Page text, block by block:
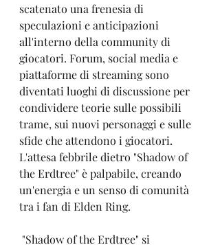
scatenato una frenesia di
speculazioni e anticipazioni
all'interno della community di
giocatori. Forum, social media e
piattaforme di streaming sono
diventati luoghi di discussione per
condividere teorie sulle possibili
trame, sui nuovi personaggi e sulle
sfide che attendono i giocatori.
L'attesa febbrile dietro "Shadow of
the Erdtree" è palpabile, creando
un'energia e un senso di comunità
tra i fan di Elden Ring.